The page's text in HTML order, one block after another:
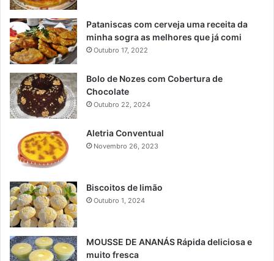
Pataniscas com cerveja uma receita da
minha sogra as melhores que já comi
Outubro 17, 2022
Bolo de Nozes com Cobertura de
Chocolate
Outubro 22, 2024
Aletria Conventual
Novembro 26, 2023
Biscoitos de limão
Outubro 1, 2024
MOUSSE DE ANANÁS Rápida deliciosa e
muito fresca